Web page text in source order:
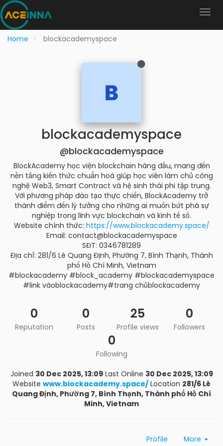
Home blockacademyspace
blockacademyspace
@blockacademyspace
BlockAcademy học viện blockchain hàng đầu, mang đến
nền tảng kiến thức chuẩn hoá giúp học viên làm chủ công
nghệ Web3, Smart Contract và hệ sinh thái phi tập trung.
Với phương pháp đào tạo thực chiến, BlockAcademy trở
thành điểm đến lý tưởng cho những ai muốn bứt phá sự
nghiệp trong lĩnh vực blockchain và kinh tế số.
Website chính thức: https://www.blockacademy.space/
Email: contact@blockacademyspace
SĐT: 0346781289
Địa chỉ: 281/6 Lê Quang Định, Phường 7, Bình Thạnh, Thành
phố Hồ Chí Minh, Vietnam
#blockacademy #block_academy #blockacademyspace
#link vàoblockacademy#trang chủblockacademy
0
Reputation
0
Posts
25
Profile views
0
Followers
0
Following
Joined 30 Dec 2025, 13:09 Last Online 30 Dec 2025, 13:09
Website www.blockacademy.space/ Location 281/6 Lê
Quang Định, Phường 7, Bình Thạnh, Thành phố Hồ Chí
Minh, Vietnam
Profile More